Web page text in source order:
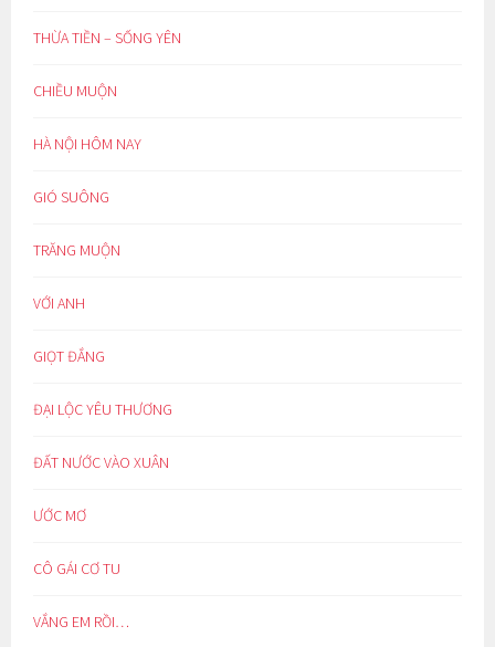
THỪA TIỀN – SỐNG YÊN
CHIỀU MUỘN
HÀ NỘI HÔM NAY
GIÓ SUÔNG
TRĂNG MUỘN
VỚI ANH
GIỌT ĐẮNG
ĐẠI LỘC YÊU THƯƠNG
ĐẤT NƯỚC VÀO XUÂN
ƯỚC MƠ
CÔ GÁI CƠ TU
VẮNG EM RỒI…